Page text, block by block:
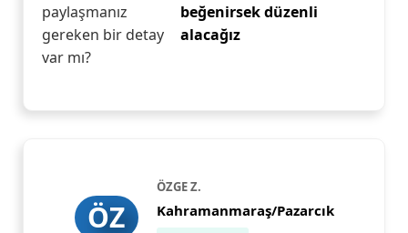
paylaşmanız
gereken bir detay
var mı?
beğenirsek düzenli
alacağız
ÖZ
ÖZGE Z.
Kahramanmaraş/Pazarcık